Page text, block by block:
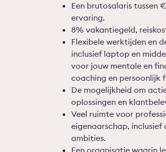
Een brutosalaris tussen
ervaring.
8% vakantiegeld,
Flexibele werktijden en
inclusief laptop en
voor jouw mentale en
coaching en persoonlijk
De mogelijkheid om
oplossingen en
Veel ruimte voor
eigenaarschap, inclusief
ambities.
Een organisatie waarin